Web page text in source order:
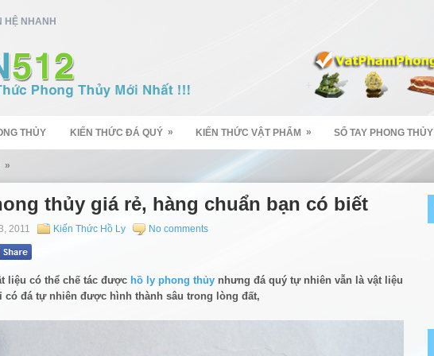
HỆ NHANH
THỦY KIẾN THỨC ĐÁ QUÝ » KIẾN THỨC VẬT PHẨM » SỔ TAY PHONG THỦY
»
thủy giá rẻ, hàng chuẩn bạn có biết
2011 Kiến Thức Hồ Ly No comments
liệu có thể chế tác được hồ ly phong thủy nhưng đá quý tự nhiên vẫn là vật liệu
có đá tự nhiên được hình thành sâu trong lòng đất,